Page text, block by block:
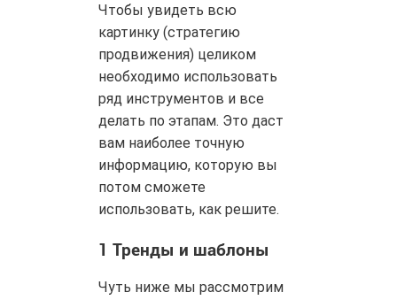
Чтобы увидеть всю
картинку (стратегию
продвижения) целиком
необходимо использовать
ряд инструментов и все
делать по этапам. Это даст
вам наиболее точную
информацию, которую вы
потом сможете
использовать, как решите.
1 Тренды и шаблоны
Чуть ниже мы рассмотрим